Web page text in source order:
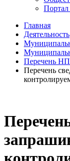
Портал
Главная
Деятельность
Перечень
Перечень